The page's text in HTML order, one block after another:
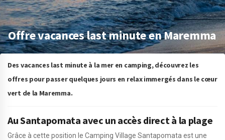
Offre vacances last minute en Maremma
Des vacances last minute à la mer en camping, découvrez les
offres pour passer quelques jours en relax immergés dans le cœur
vert de la Maremma.
Au Santapomata avec un accès direct à la plage
Grâce à cette position le Camping Village Santapomata est une